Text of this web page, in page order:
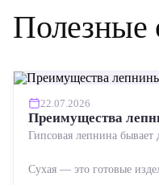
Полезные
22.07.2026
Преимущества
Гипсовая лепнина бывает
Сухая — это готовые